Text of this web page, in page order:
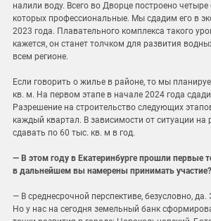
налили воду. Всего во Дворце построено четыре
которых профессиональные. Мы сдадим его в
2023 года. Плавательного комплекса такого
кажется, он станет толчком для развития
всем регионе.
Если говорить о жилье в районе, то мы
кв. м. На первом этапе в начале 2024 года
Разрешение на строительство следующих
каждый квартал. В зависимости от ситуации
сдавать по 60 тыс. кв. м в год.
— В этом году в Екатеринбурге прошли первые
в дальнейшем вы намерены принимать участие?
— В среднесрочной перспективе, безусловно,
Но у нас на сегодня земельный банк